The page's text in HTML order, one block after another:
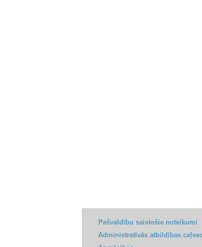
Pašvaldību saistošie noteikumi
Administratīvās atbildības